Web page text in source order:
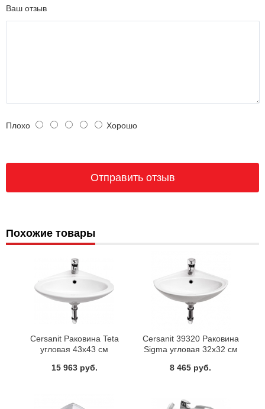
Ваш отзыв
Плохо Хорошо
Похожие товары
Cersanit Раковина Teta
угловая 43x43 см
15 963 руб.
Cersanit 39320 Раковина
Sigma угловая 32x32 см
8 465 руб.